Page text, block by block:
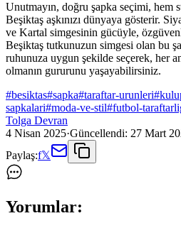
Unutmayın, doğru şapka seçimi, hem
Beşiktaş aşkınızı dünyaya gösterir.
ve Kartal simgesinin gücüyle,
Beşiktaş tutkunuzun simgesi olan bu
ruhunuza uygun şekilde seçerek, her
olmanın gururunu yaşayabilirsiniz.
#besiktas#sapka#taraftar-urunleri#
sapkalari#moda-ve-stil#futbol-
Tolga Devran
4 Nisan 2025·Güncellendi: 27 Mart
Paylaş:f𝕏
Yorumlar: